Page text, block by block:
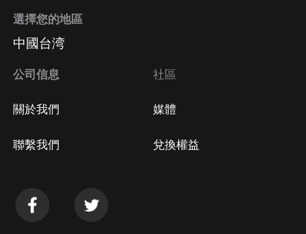
選擇您的地區
中國台湾
公司信息
關於我們
聯繫我們
社區
媒體
兌換權益